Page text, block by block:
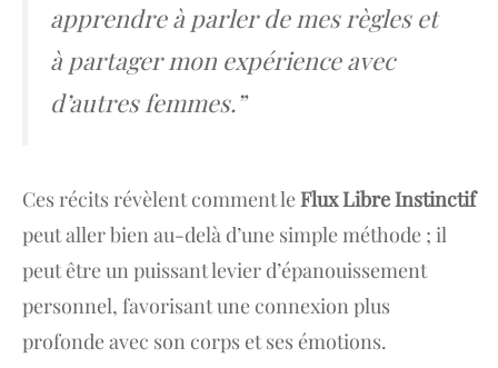
apprendre à parler de mes règles et
à partager mon expérience avec
d’autres femmes.”
Ces récits révèlent comment leFlux Libre Instinctif
peut aller bien au-delà d’une simple méthode ; il
peut être un puissant levier d’épanouissement
personnel, favorisant une connexion plus
profonde avec son corps et ses émotions.